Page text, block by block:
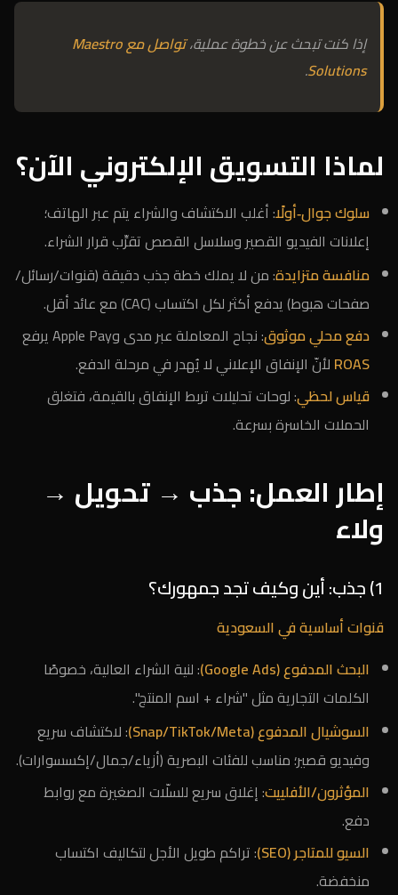
إذا كنت تبحث عن خطوة عملية،
تواصل مع Maestro
Solutions
.
لماذا التسويق الإلكتروني الآن؟
سلوك جوال‑أولًا: أغلب الاكتشاف والشراء يتم عبر الهاتف؛
إعلانات الفيديو القصير وسلاسل القصص تقرِّب قرار الشراء.
منافسة متزايدة: من لا يملك خطة جذب دقيقة (قنوات/رسائل/
صفحات هبوط) يدفع أكثر لكل اكتساب (CAC) مع عائد أقل.
دفع محلي موثوق: نجاح المعاملة عبر مدى وApple Pay يرفع
ROAS لأنّ الإنفاق الإعلاني لا يُهدر في مرحلة الدفع.
قياس لحظي: لوحات تحليلات تربط الإنفاق بالقيمة، فتغلق
الحملات الخاسرة بسرعة.
إطار العمل: جذب → تحويل →
ولاء
1) جذب: أين وكيف تجد جمهورك؟
قنوات أساسية في السعودية
البحث المدفوع (Google Ads)
: لنية الشراء العالية، خصوصًا
الكلمات التجارية مثل "شراء + اسم المنتج".
السوشيال المدفوع (Snap/TikTok/Meta)
: لاكتشاف سريع
وفيديو قصير؛ مناسب للفئات البصرية (أزياء/جمال/إكسسوارات).
المؤثرون/الأفلييت: إغلاق سريع للسلّات الصغيرة مع روابط
دفع.
السيو للمتاجر (SEO)
: تراكم طويل الأجل لتكاليف اكتساب
منخفضة.